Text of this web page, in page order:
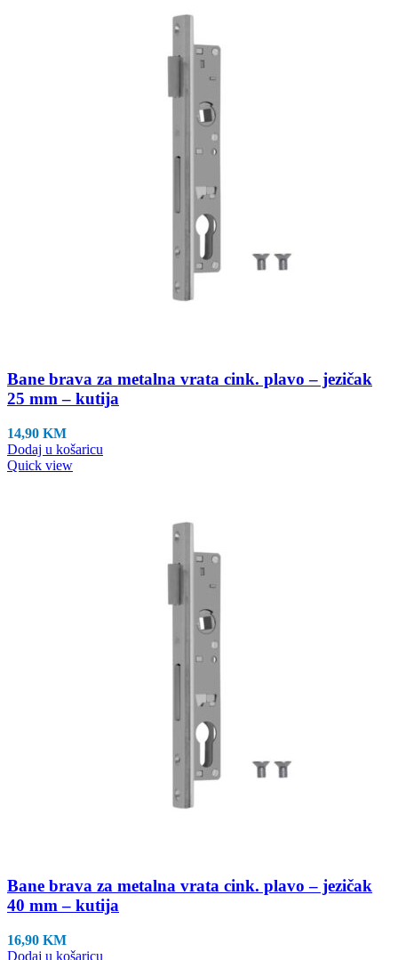
Bane brava za metalna vrata cink. plavo – jezičak
25 mm – kutija
14,90 KM
Dodaj u košaricu
Quick view
Bane brava za metalna vrata cink. plavo – jezičak
40 mm – kutija
16,90 KM
Dodaj u košaricu